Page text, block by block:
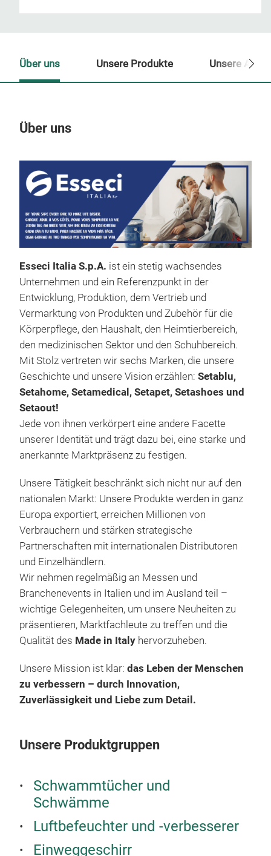
Über uns
Esseci Italia S.p.A. ist ein stetig wachsendes
Unternehmen und ein Referenzpunkt in der
Entwicklung, Produktion, dem Vertrieb und
Vermarktung von Produkten und Zubehör für die
Körperpflege, den Haushalt, den Heimtierbereich,
den medizinischen Sektor und den Schuhbereich.
Mit Stolz vertreten wir sechs Marken, die unsere
Geschichte und unsere Vision erzählen: Setablu,
Setahome, Setamedical, Setapet, Setashoes und
Setaout!
Jede von ihnen verkörpert eine andere Facette
unserer Identität und trägt dazu bei, eine starke und
anerkannte Marktpräsenz zu festigen.
Unsere Tätigkeit beschränkt sich nicht nur auf den
nationalen Markt: Unsere Produkte werden in ganz
Europa exportiert, erreichen Millionen von
Verbrauchern und stärken strategische
Partnerschaften mit internationalen Distributoren
und Einzelhändlern.
Wir nehmen regelmäßig an Messen und
Branchenevents in Italien und im Ausland teil –
wichtige Gelegenheiten, um unsere Neuheiten zu
präsentieren, Marktfachleute zu treffen und die
Qualität des Made in Italy hervorzuheben.
Unsere Mission ist klar: das Leben der Menschen
zu verbessern – durch Innovation,
Zuverlässigkeit und Liebe zum Detail.
Unsere Produktgruppen
Schwammtücher und
Schwämme
Luftbefeuchter und -verbesserer
Einweggeschirr
Über uns Unsere Produkte Unsere